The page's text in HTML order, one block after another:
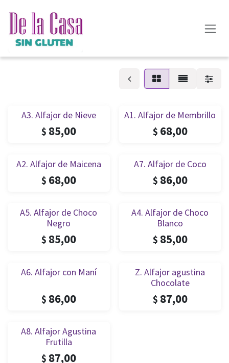
A3. Alfajor de Nieve
85,00
A1. Alfajor de Membrillo
68,00
A2. Alfajor de Maicena
68,00
A7. Alfajor de Coco
86,00
A5. Alfajor de Choco
Negro
85,00
A4. Alfajor de Choco
Blanco
85,00
A6. Alfajor con Maní
86,00
Z. Alfajor agustina
Chocolate
87,00
A8. Alfajor Agustina
Frutilla
87,00